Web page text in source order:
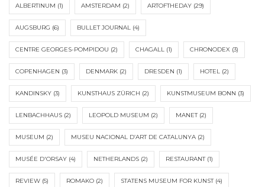
ALBERTINUM (1) AMSTERDAM (2) ARTOFTHEDAY (29)
AUGSBURG (6) BULLET JOURNAL (4)
CENTRE GEORGES-POMPIDOU (2) CHAGALL (1) CHRONODEX (3)
COPENHAGEN (3) DENMARK (2) DRESDEN (1) HOTEL (2)
KANDINSKY (3) KUNSTHAUS ZÜRICH (2) KUNSTMUSEUM BONN (3)
LENBACHHAUS (2) LEOPOLD MUSEUM (2) MANET(2)
MUSEUM (2) MUSEU NACIONAL D’ART DE CATALUNYA (2)
MUSÉE D'ORSAY (4) NETHERLANDS (2) RESTAURANT(1)
REVIEW (5) ROMAKO (2) STATENS MUSEUM FOR KUNST(4)